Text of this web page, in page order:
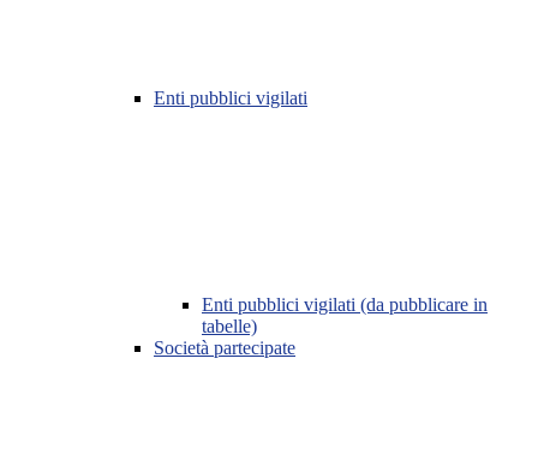
Enti pubblici vigilati
Enti pubblici vigilati (da pubblicare in
tabelle)
Società partecipate